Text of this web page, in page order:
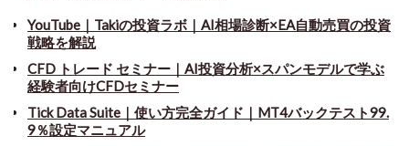
YouTube｜Takiの投資ラボ｜AI相場診断×EA自動売買の投資
戦略を解説
CFD トレード セミナー ｜ AI投資分析×スパンモデルで学ぶ
経験者向けCFDセミナー
Tick Data Suite ｜ 使い方完全ガイド｜MT4バックテスト99.
9％設定マニュアル